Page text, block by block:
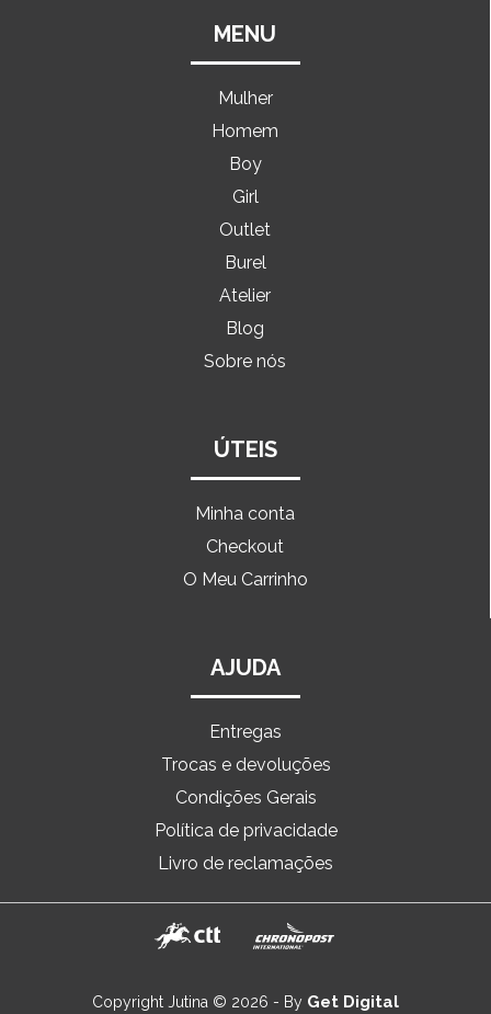
MENU
Mulher
Homem
Boy
Girl
Outlet
Burel
Atelier
Blog
Sobre nós
ÚTEIS
Minha conta
Checkout
O Meu Carrinho
AJUDA
Entregas
Trocas e devoluções
Condições Gerais
Política de privacidade
Livro de reclamações
Copyright Jutina © 2026 - By Get Digital